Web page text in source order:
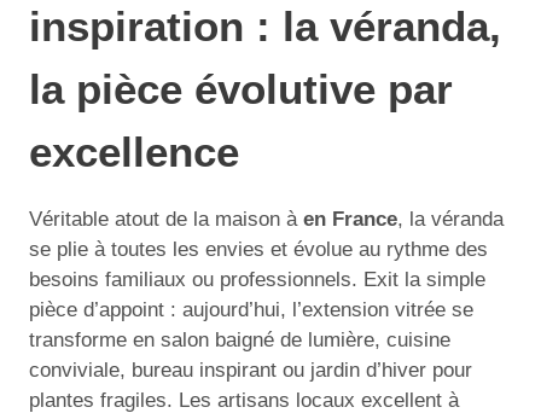
inspiration : la véranda,
la pièce évolutive par
excellence
Véritable atout de la maison à en France, la véranda
se plie à toutes les envies et évolue au rythme des
besoins familiaux ou professionnels. Exit la simple
pièce d’appoint : aujourd’hui, l’extension vitrée se
transforme en salon baigné de lumière, cuisine
conviviale, bureau inspirant ou jardin d’hiver pour
plantes fragiles. Les artisans locaux excellent à